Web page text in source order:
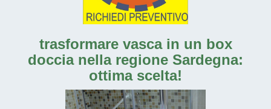
trasformare vasca in un box
doccia nella regione Sardegna:
ottima scelta!